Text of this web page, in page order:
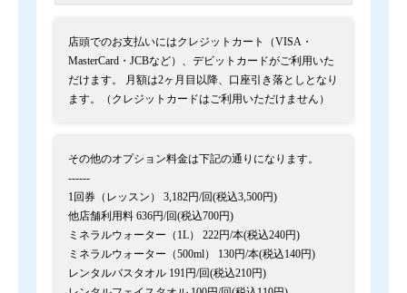
店頭でのお支払いにはクレジットカート（VISA・
MasterCard・JCBなど）、デビットカードがご利用いた
だけます。 月額は2ヶ月目以降、口座引き落としとなり
ます。（クレジットカードはご利用いただけません）
その他のオプション料金は下記の通りになります。
------
1回券（レッスン） 3,182円/回(税込3,500円)
他店舗利用料 636円/回(税込700円)
ミネラルウォーター（1L） 222円/本(税込240円)
ミネラルウォーター（500ml） 130円/本(税込140円)
レンタルバスタオル 191円/回(税込210円)